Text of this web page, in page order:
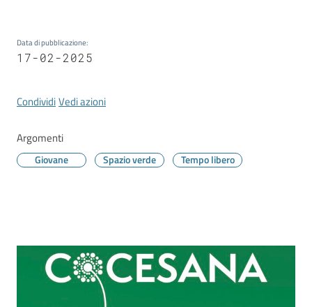
Argomenti
Seguici
Data di pubblicazione:
17-02-2025
CondividiVedi azioni
Argomenti
Giovane Spazio verde Tempo libero